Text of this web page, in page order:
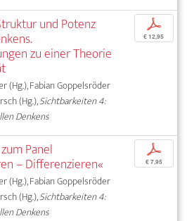
und Potenz
zu einer Theorie
(Hg.), Fabian Goppelsröder
(Hg.),Sichtbarkeiten 4:
Denkens
p
€ 12,95
Panel
– Differenzieren«
(Hg.), Fabian Goppelsröder
(Hg.),Sichtbarkeiten 4:
Denkens
p
€ 7,95